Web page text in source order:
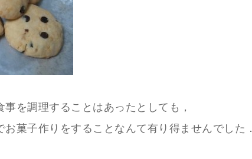
事を調理することはあったとしても，
菓子作りをすることなんて有り得ませんでした．